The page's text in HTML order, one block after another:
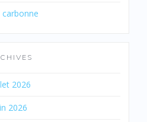
carbonne
2026
2026